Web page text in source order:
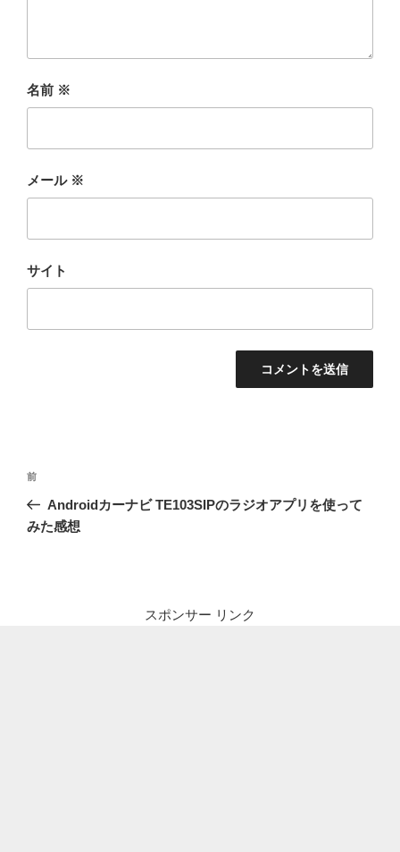
名前 ※
メール ※
サイト
投
ナ
前
の
投
前
Androidカーナビ TE103SIPのラジオアプリを使って
みた感想
スポンサー リンク